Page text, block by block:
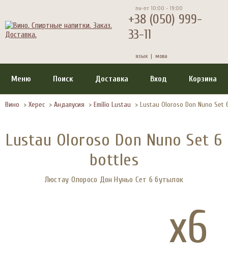
пн-пт 10:00 - 19:00
+38 (050) 999-
33-11
язык | мова
Меню Поиск Доставка Вход Корзина
Вино > Херес > Андалусия > Emilio Lustau > Lustau Oloroso Don Nuno Set
Lustau Oloroso Don Nuno Set 6
bottles
Люстау Олоросо Дон Нуньо Сет 6 бутылок
x6